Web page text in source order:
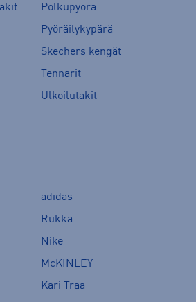
Polkupyörä
Pyöräilykypärä
Skechers kengät
Tennarit
Ulkoilutakit
adidas
Rukka
Nike
McKINLEY
Kari Traa